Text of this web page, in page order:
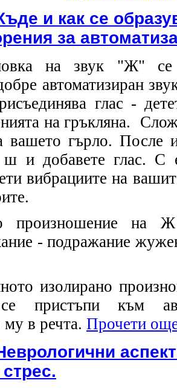
и как се
за
на звук "Ж"
автоматизиран
глас -
на гръкляна.
вашето гърло. После
ш и добавете глас. С
вибрациите на
произношение на
- подражание
изолирано
пристъпи към
в речта. Прочети